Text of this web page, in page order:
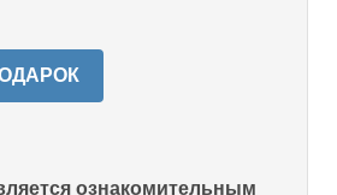
ознакомительным